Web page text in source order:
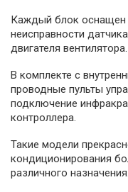
Каждый блок оснащен
неисправности
двигателя вентилятора.
В комплекте с
проводные пульты
подключение
контроллера.
Такие модели
кондиционирования
различного назначения.